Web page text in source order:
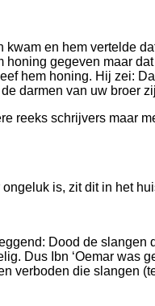
en hem vertelde
gegeven maar
hem honing. Hij zei:
darmen van uw broer
reeks schrijvers maar
is, zit dit in het
Dood de
Dus Ibn ‘Oemar
verboden die slangen